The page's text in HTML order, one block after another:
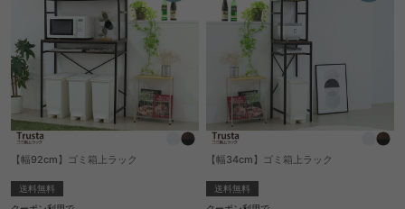
【幅92cm】ゴミ箱上ラック
送料無料
【幅34cm】ゴミ箱上ラック
送料無料